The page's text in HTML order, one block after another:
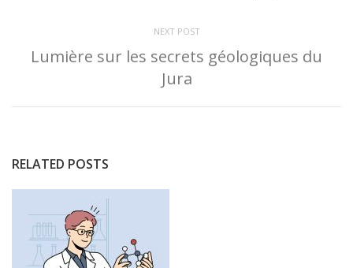
NEXT POST
Lumière sur les secrets géologiques du
Jura
RELATED POSTS